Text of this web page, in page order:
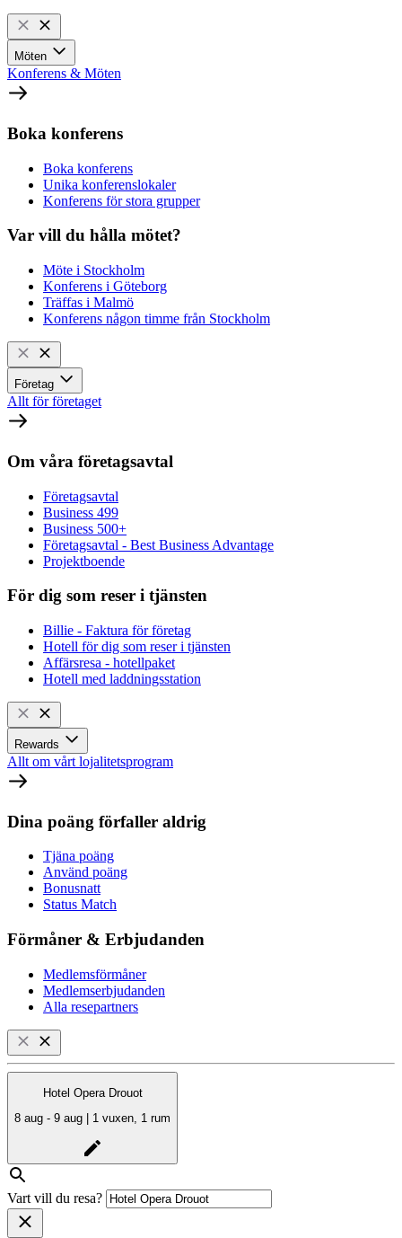
Möten
Konferens & Möten
Boka konferens
Boka konferens
Unika konferenslokaler
Konferens för stora grupper
Var vill du hålla mötet?
Möte i Stockholm
Konferens i Göteborg
Träffas i Malmö
Konferens någon timme från Stockholm
Företag
Allt för företaget
Om våra företagsavtal
Företagsavtal
Business 499
Business 500+
Företagsavtal - Best Business Advantage
Projektboende
För dig som reser i tjänsten
Billie - Faktura för företag
Hotell för dig som reser i tjänsten
Affärsresa - hotellpaket
Hotell med laddningsstation
Rewards
Allt om vårt lojalitetsprogram
Dina poäng förfaller aldrig
Tjäna poäng
Använd poäng
Bonusnatt
Status Match
Förmåner & Erbjudanden
Medlemsförmåner
Medlemserbjudanden
Alla resepartners
Hotel Opera Drouot
8 aug - 9 aug | 1 vuxen, 1 rum
Vart vill du resa?